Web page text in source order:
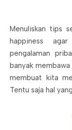
Menuliskan tips sederhana apalagi dalam konteks finding
happiness
pengalaman
banyak
membuat kita
Tentu saja hal